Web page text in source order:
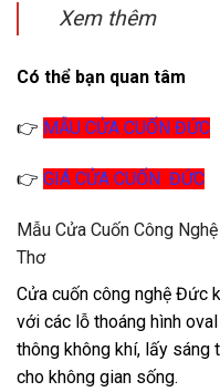
Xem thêm
Có thể bạn quan tâm
👉 MẪU CỬA CUỐN ĐỨC
👉 GIÁ CỬA CUỐN ĐỨC
Mẫu Cửa Cuốn Công
Thơ
Cửa cuốn công nghệ Đức
với các lỗ thoáng hình
thông không khí, lấy sáng
cho không gian sống.